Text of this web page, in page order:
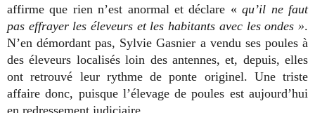
affirme que rien n’est anormal et déclare «qu’il ne faut
pas effrayer les éleveurs et les habitants avec les ondes ».
N’en démordant pas, Sylvie Gasnier a vendu ses poules à
des éleveurs localisés loin des antennes, et, depuis, elles
ont retrouvé leur rythme de ponte originel. Une triste
affaire donc, puisque l’élevage de poules est aujourd’hui
en redressement judiciaire.